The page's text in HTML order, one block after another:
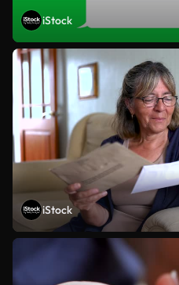
iStock
iStock